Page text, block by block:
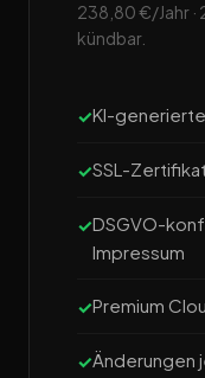
238,80 €/Jahr ·
kündbar.
KI-
SSL-Zertifikat
DSGVO-
Impressum
Premium
Änderungen